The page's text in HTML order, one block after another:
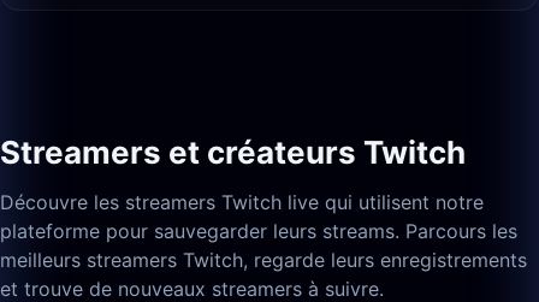
Streamers et créateurs Twitch
Découvre les streamers Twitch live qui utilisent notre
plateforme pour sauvegarder leurs streams. Parcours les
meilleurs streamers Twitch, regarde leurs enregistrements
et trouve de nouveaux streamers à suivre.